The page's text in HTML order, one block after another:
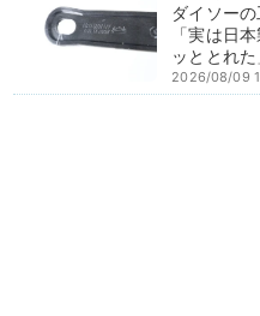
ダイソー
「実は日
ッととれた
2026/08/09